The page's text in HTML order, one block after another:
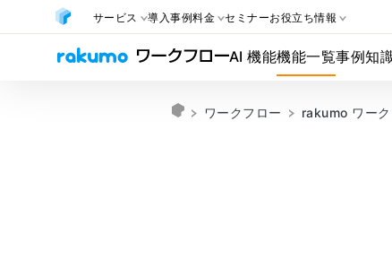
AI 機能機能一覧事例知
サービス 導入事例料金 セミナーお役立ち情報
ワークフロー rakumo ワー